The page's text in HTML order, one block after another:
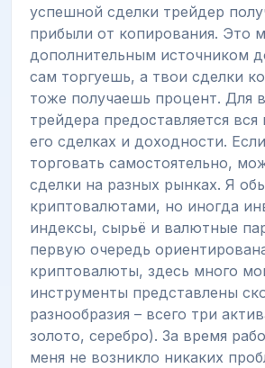
успешной сделки трейдер
прибыли от копирования. Это
дополнительным источником
сам торгуешь, а твои сделки
тоже получаешь процент. Для
трейдера предоставляется
его сделках и доходности.
торговать самостоятельно,
сделки на разных рынках. Я
криптовалютами, но иногда
индексы, сырьё и валютные
первую очередь
криптовалюты, здесь много
инструменты представлены
разнообразия – всего три
золото, серебро). За время
меня не возникло никаких